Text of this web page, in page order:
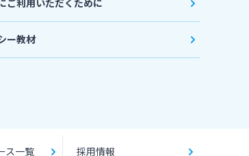
ご利用いただくために
ー教材
ス一覧 採用情報